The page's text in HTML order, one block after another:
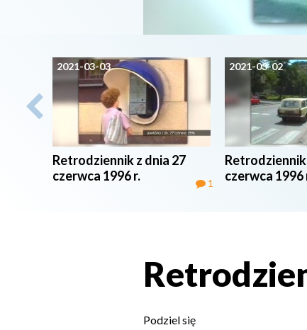
2021-03-03
Retrodziennik z dnia 27
czerwca 1996 r.
1
2021-03-02
Retrodziennik
czerwca 1996
Podziel się